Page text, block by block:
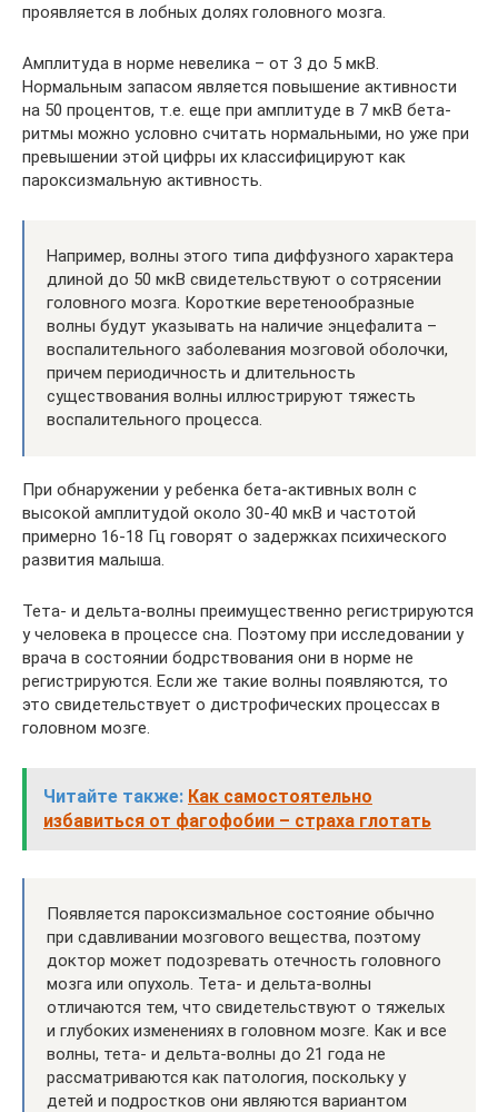
проявляется в лобных долях головного мозга.
Амплитуда в норме невелика – от 3 до 5 мкВ.
Нормальным запасом является повышение активности
на 50 процентов, т.е. еще при амплитуде в 7 мкВ бета-
ритмы можно условно считать нормальными, но уже при
превышении этой цифры их классифицируют как
пароксизмальную активность.
Например, волны этого типа диффузного характера
длиной до 50 мкВ свидетельствуют о сотрясении
головного мозга. Короткие веретенообразные
волны будут указывать на наличие энцефалита –
воспалительного заболевания мозговой оболочки,
причем периодичность и длительность
существования волны иллюстрируют тяжесть
воспалительного процесса.
При обнаружении у ребенка бета-активных волн с
высокой амплитудой около 30-40 мкВ и частотой
примерно 16-18 Гц говорят о задержках психического
развития малыша.
Тета- и дельта-волны преимущественно регистрируются
у человека в процессе сна. Поэтому при исследовании у
врача в состоянии бодрствования они в норме не
регистрируются. Если же такие волны появляются, то
это свидетельствует о дистрофических процессах в
головном мозге.
Читайте также: Как самостоятельно
избавиться от фагофобии – страха глотать
Появляется пароксизмальное состояние обычно
при сдавливании мозгового вещества, поэтому
доктор может подозревать отечность головного
мозга или опухоль. Тета- и дельта-волны
отличаются тем, что свидетельствуют о тяжелых
и глубоких изменениях в головном мозге. Как и все
волны, тета- и дельта-волны до 21 года не
рассматриваются как патология, поскольку у
детей и подростков они являются вариантом